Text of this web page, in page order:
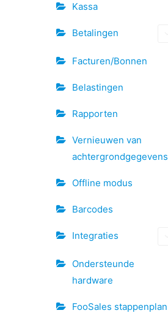
Kassa
Betalingen
Facturen/Bonnen
Belastingen
Rapporten
Vernieuwen van
achtergrondgegevens
Offline modus
Barcodes
Integraties
Ondersteunde
hardware
FooSales stappenplan